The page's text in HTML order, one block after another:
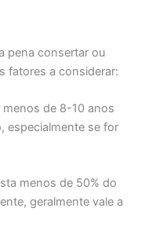
pena consertar ou
fatores a considerar:
menos de 8-10 anos
especialmente se for
menos de 50% do
geralmente vale a